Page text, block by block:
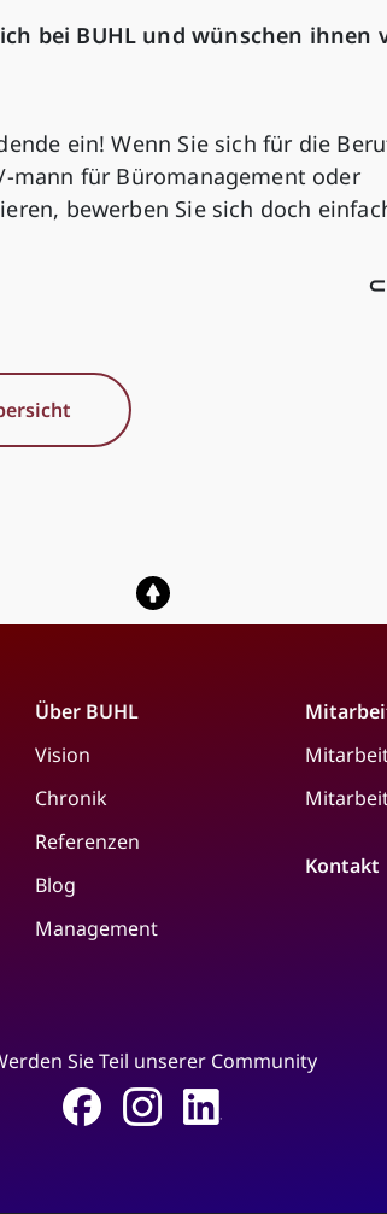
bei BUHL und wünschen ihnen
ein! Wenn Sie sich für die
für Büromanagement oder
bewerben Sie sich doch
⊂
Über BUHL
Vision
Chronik
Referenzen
Blog
Management
Kontakt
Sie Teil unserer Community